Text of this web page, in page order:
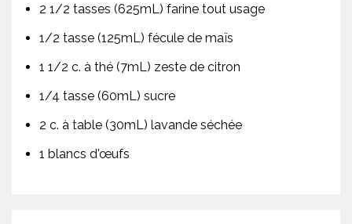
2 1/2 tasses (625mL) farine tout usage
1/2 tasse (125mL) fécule de maïs
1 1/2 c. à thé (7mL) zeste de citron
1/4 tasse (60mL) sucre
2 c. à table (30mL) lavande séchée
1 blancs d'œufs